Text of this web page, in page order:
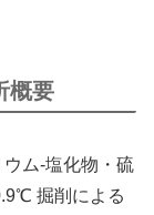
概要
ム-塩化物・硫
掘削による